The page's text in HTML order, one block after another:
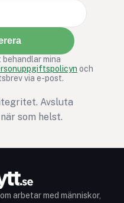
mina
och
via e-post.
Avsluta
som helst.
arbetar med människor,